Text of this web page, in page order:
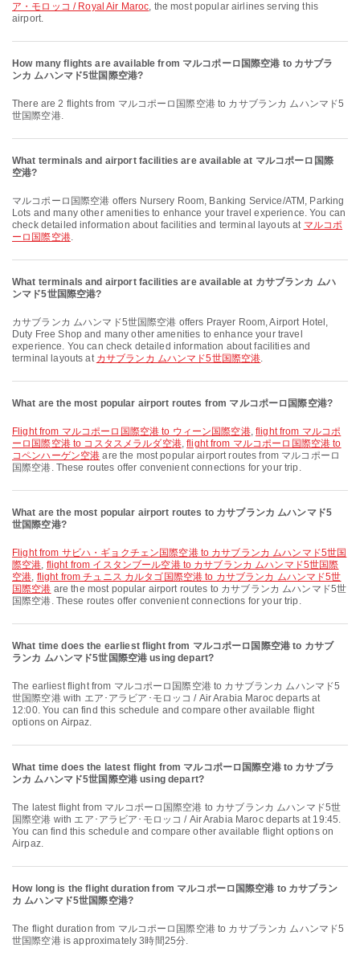
ア・モロッコ / Royal Air Maroc, the most popular airlines serving this
airport.
How many flights are available from マルコポーロ国際空港 to カサブラ
ンカ ムハンマド5世国際空港?
There are 2 flights from マルコポーロ国際空港 to カサブランカ ムハンマド5
世国際空港.
What terminals and airport facilities are available at マルコポーロ国際
空港?
マルコポーロ国際空港 offers Nursery Room, Banking Service/ATM, Parking
Lots and many other amenities to enhance your travel experience. You can
check detailed information about facilities and terminal layouts at マルコポ
ーロ国際空港.
What terminals and airport facilities are available at カサブランカ ムハ
ンマド5世国際空港?
カサブランカ ムハンマド5世国際空港 offers Prayer Room, Airport Hotel,
Duty Free Shop and many other amenities to enhance your travel
experience. You can check detailed information about facilities and
terminal layouts at カサブランカ ムハンマド5世国際空港.
What are the most popular airport routes from マルコポーロ国際空港?
flight from マルコポーロ国際空港 to ウィーン国際空港,flight from マルコポ
ーロ国際空港 to コスタスメラルダ空港,flight from マルコポーロ国際空港 to
コペンハーゲン空港 are the most popular airport routes from マルコポーロ
国際空港. These routes offer convenient connections for your trip.
What are the most popular airport routes to カサブランカ ムハンマド5
世国際空港?
flight from サビハ・ギョクチェン国際空港 to カサブランカ ムハンマド5世国
際空港, flight from イスタンブール空港 to カサブランカ ムハンマド5世国際
空港, flight from チュニス カルタゴ国際空港 to カサブランカ ムハンマド5世
国際空港 are the most popular airport routes to カサブランカ ムハンマド5世
国際空港. These routes offer convenient connections for your trip.
What time does the earliest flight from マルコポーロ国際空港 to カサブ
ランカ ムハンマド5世国際空港 using depart?
The earliest flight from マルコポーロ国際空港 to カサブランカ ムハンマド5
世国際空港 with エア･アラビア･モロッコ / Air Arabia Maroc departs at
12:00. You can find this schedule and compare other available flight
options on Airpaz.
What time does the latest flight from マルコポーロ国際空港 to カサブラ
ンカ ムハンマド5世国際空港 using depart?
The latest flight from マルコポーロ国際空港 to カサブランカ ムハンマド5世
国際空港 with エア･アラビア･モロッコ / Air Arabia Maroc departs at 19:45.
You can find this schedule and compare other available flight options on
Airpaz.
How long is the flight duration from マルコポーロ国際空港 to カサブラン
カ ムハンマド5世国際空港?
The flight duration from マルコポーロ国際空港 to カサブランカ ムハンマド5
世国際空港 is approximately 3時間25分.